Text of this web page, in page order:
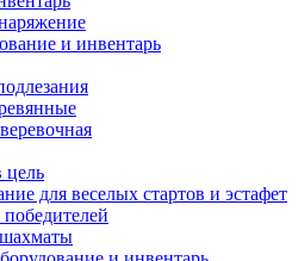
и инвентарь
цель
для веселых стартов и эстафет